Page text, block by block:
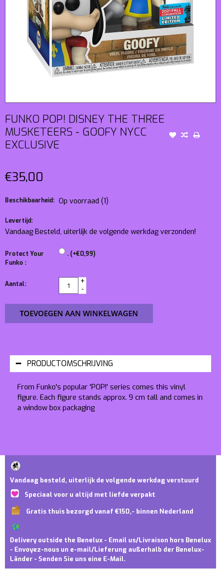
FUNKO POP! DISNEY THE THREE
MUSKETEERS - GOOFY NYCC
EXCLUSIVE
€35,00
Beschikbaarheid: Op voorraad (1)
Levertijd:
Vandaag Besteld, uiterlijk de volgende werkdag verzonden!
Protect Your
Funko :
. (+€0,99)
Aantal:
+
-
TOEVOEGEN AAN WINKELWAGEN
PRODUCTOMSCHRIJVING
From Funko's popular 'POP!' series comes this vinyl
figure. Each figure stands approx. 9 cm tall and comes in
a window box packaging
Vandaag besteld, uiterlijk de volgende werkdag verstuurd
Speciaal voor u altijd met liefde verpakt
Gratis thuis bezorgd vanaf €150,- binnen Nederland
Delivery outside the Benelux - Email us/Livraison hors Benelux
- Envoyez-nous un e-mail/Lieferung außerhalb der Benelux-
Länder - Senden Sie uns eine E-Mail.